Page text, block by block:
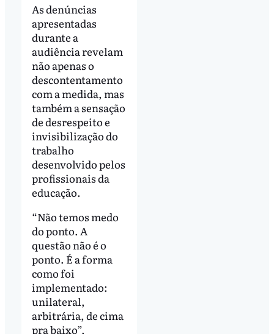
As denúncias
apresentadas
durante a
audiência revelam
não apenas o
descontentamento
com a medida, mas
também a sensação
de desrespeito e
invisibilização do
trabalho
desenvolvido pelos
profissionais da
educação.
“Não temos medo
do ponto. A
questão não é o
ponto. É a forma
como foi
implementado:
unilateral,
arbitrária, de cima
pra baixo”,